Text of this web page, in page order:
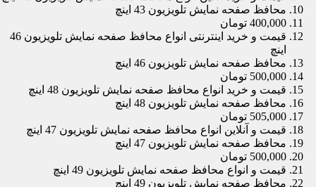
محافظ صفحه نمایش تلویزیون 43 اینچ
400,000 تومان
قیمت و خرید اینترنتی انواع محافظ صفحه نمایش تلویزیون 46
اینچ
محافظ صفحه نمایش تلویزیون 46 اینچ
500,000 تومان
قیمت و خرید انواع محافظ صفحه نمایش تلویزیون 48 اینچ
محافظ صفحه نمایش تلویزیون 48 اینچ
505,000 تومان
قیمت و آنلاین انواع محافظ صفحه نمایش تلویزیون 47 اینچ
محافظ صفحه نمایش تلویزیون 47 اینچ
500,000 تومان
قیمت و انواع محافظ صفحه نمایش تلویزیون 49 اینچ
محافظ صفحه نمایش تلویزیون 49 اینچ